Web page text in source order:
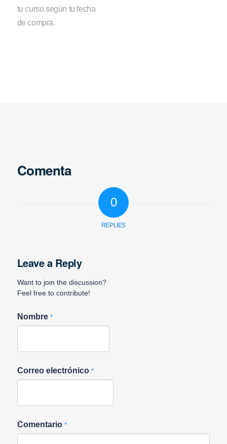
tu curso según tu fecha
de compra.
Comenta
0
REPLIES
Leave a Reply
Want to join the discussion?
Feel free to contribute!
Nombre *
Correo electrónico *
Comentario *